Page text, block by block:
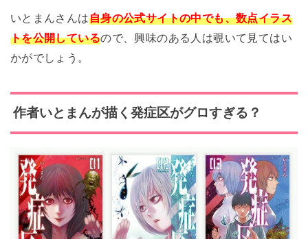
いとまんさんは自身の公式サイトの中でも、数点イラス
トを公開しているので、興味のある人は覗いて見てはい
かがでしょう。
作者いとまんが描く発症区がグロすぎる？